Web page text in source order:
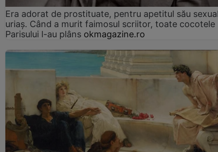
Era adorat de prostituate, pentru apetitul său
uriaș. Când a murit faimosul scriitor, toate cocotele
Parisului l-au plâns okmagazine.ro